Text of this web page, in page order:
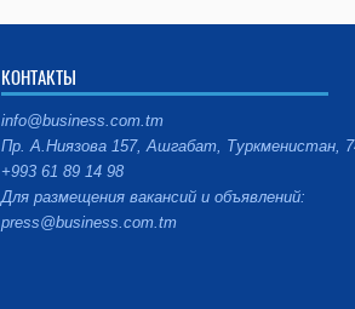
КОНТАКТЫ
info@business.com.tm
Пр. А.Ниязова 157, Ашгабат, Туркменистан,
+993 61 89 14 98
Для размещения вакансий и объявлений:
press@business.com.tm